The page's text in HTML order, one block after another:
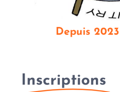
Depuis 2023
Inscriptions